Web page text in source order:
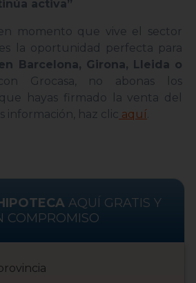
activa”
momento que vive el sector
la oportunidad perfecta para
Barcelona, Girona, Lleida o
Grocasa, no abonas los
hayas firmado la venta del
información, haz clic aquí
AQUÍ GRATIS Y
COMPROMISO